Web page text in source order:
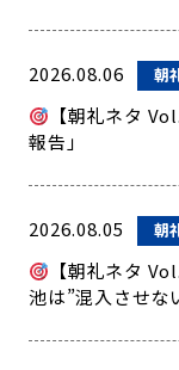
2026.08.06 朝
【朝礼ネタ
報告」
2026.08.05 朝
【朝礼ネタ
池は”混入させな